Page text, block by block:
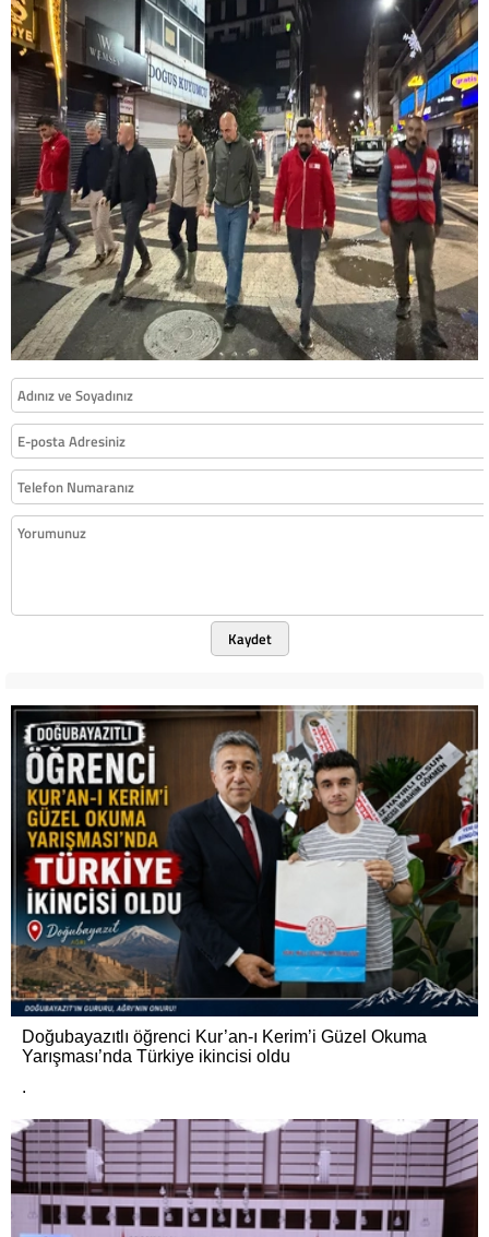
Kaydet
Doğubayazıtlı öğrenci Kur’an-ı Kerim’i Güzel Okuma
Yarışması’nda Türkiye ikincisi oldu
.